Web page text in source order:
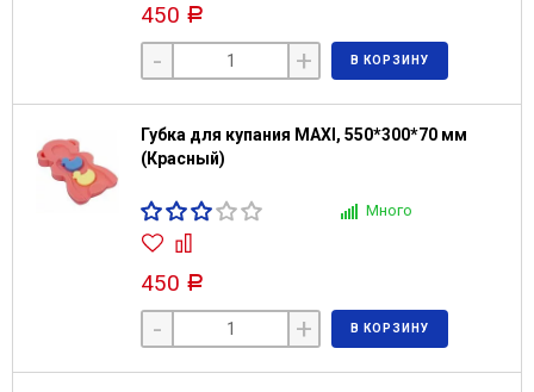
450 Р
- + В КОРЗИНУ
Губка для купания MAXI, 550*300*70 мм
(Красный)
Много
450 Р
- + В КОРЗИНУ